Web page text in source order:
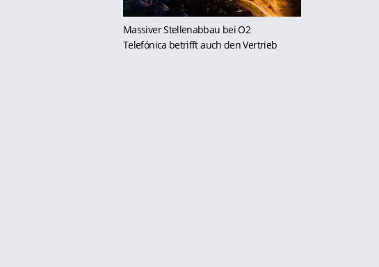
Massiver Stellenabbau bei O2
Telefónica betrifft auch den Vertrieb